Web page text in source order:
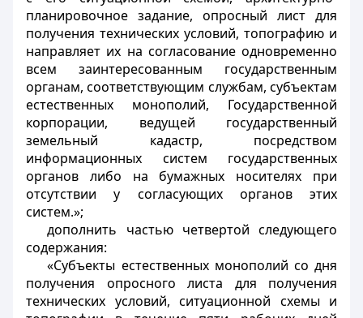
планировочное задание, опросный лист для
получения технических условий, топографию и
направляет их на согласование одновременно
всем заинтересованным государственным
органам, соответствующим службам, субъектам
естественных монополий, Государственной
корпорации, ведущей государственный
земельный кадастр, посредством
информационных систем государственных
органов либо на бумажных носителях при
отсутствии у согласующих органов этих
систем.»;
дополнить частью четвертой следующего
содержания:
«Субъекты естественных монополий со дня
получения опросного листа для получения
технических условий, ситуационной схемы и